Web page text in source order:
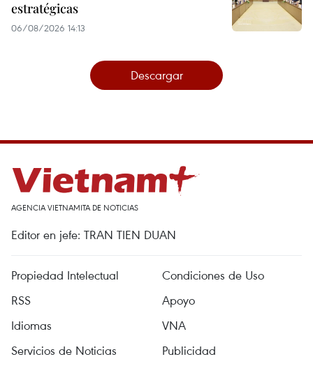
estratégicas
06/08/2026 14:13
Descargar
AGENCIA VIETNAMITA DE NOTICIAS
Editor en jefe: TRAN TIEN DUAN
Propiedad Intelectual
Condiciones de Uso
RSS
Apoyo
Idiomas
VNA
Servicios de Noticias
Publicidad